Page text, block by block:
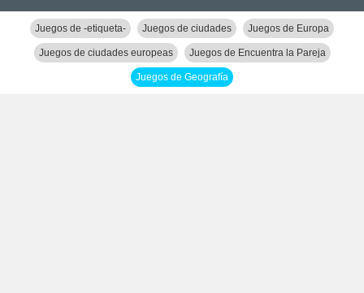
Juegos de -etiqueta- Juegos de ciudades Juegos de Europa
Juegos de ciudades europeas Juegos de Encuentra la Pareja
Juegos de Geografía